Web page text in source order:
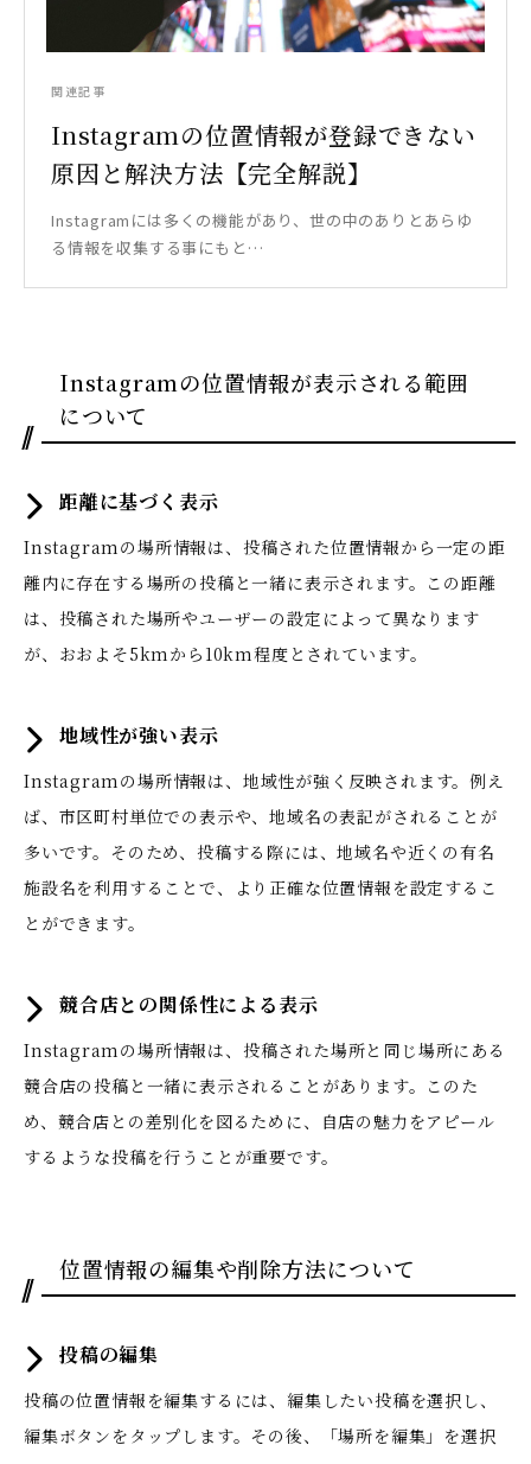
関連記事
Instagramの位置情報が登録できない
原因と解決方法【完全解説】
Instagramには多くの機能があり、世の中のありとあらゆ
る情報を収集する事にもと…
Instagramの位置情報が表示される範囲
について
距離に基づく表示
Instagramの場所情報は、投稿された位置情報から一定の距
離内に存在する場所の投稿と一緒に表示されます。この距離
は、投稿された場所やユーザーの設定によって異なります
が、おおよそ5kmから10km程度とされています。
地域性が強い表示
Instagramの場所情報は、地域性が強く反映されます。例え
ば、市区町村単位での表示や、地域名の表記がされることが
多いです。そのため、投稿する際には、地域名や近くの有名
施設名を利用することで、より正確な位置情報を設定するこ
とができます。
競合店との関係性による表示
Instagramの場所情報は、投稿された場所と同じ場所にある
競合店の投稿と一緒に表示されることがあります。このた
め、競合店との差別化を図るために、自店の魅力をアピール
するような投稿を行うことが重要です。
位置情報の編集や削除方法について
投稿の編集
投稿の位置情報を編集するには、編集したい投稿を選択し、
編集ボタンをタップします。その後、「場所を編集」を選択